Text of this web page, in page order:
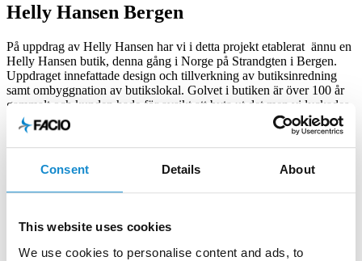
Consent Details About
This website uses cookies
We use cookies to personalise content and ads, to
Helly Hansen Bergen
På uppdrag av Helly Hansen har vi i detta projekt etablerat ännu en
Helly Hansen butik, denna gång i Norge på Strandgten i Bergen.
Uppdraget innefattade design och tillverkning av butiksinredning
samt ombyggnation av butikslokal. Golvet i butiken är över 100 år
gammalt och kunden hade för avsikt att byta ut det men vi lyckades
renovera detta vackra golv med ett fantastisk resultat.
UPPDRAGSGIVARE: Helly Hansen